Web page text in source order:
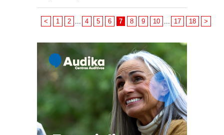
< 1 2 4 5 6 7 8 9 10 17 18 >